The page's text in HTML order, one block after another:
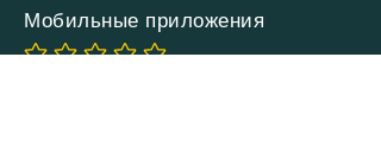
Мобильные приложения